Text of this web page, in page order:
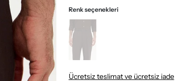
Renk seçenekleri
Ücretsiz teslimat ve ücretsiz iade